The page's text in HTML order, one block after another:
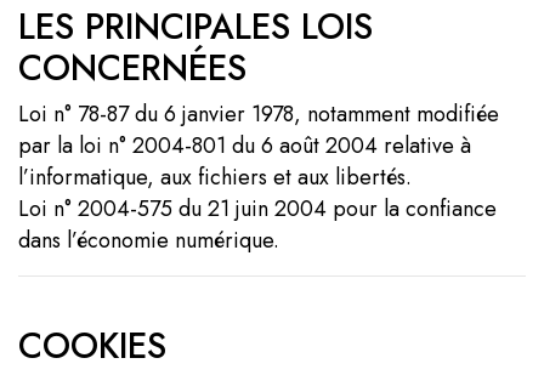
LES PRINCIPALES LOIS
CONCERNÉES
Loi n° 78-87 du 6 janvier 1978, notamment modifiée
par la loi n° 2004-801 du 6 août 2004 relative à
l’informatique, aux fichiers et aux libertés.
Loi n° 2004-575 du 21 juin 2004 pour la confiance
dans l’économie numérique.
COOKIES